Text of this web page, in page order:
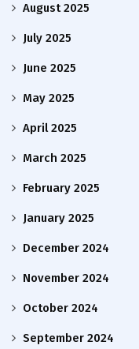
August 2025
July 2025
June 2025
May 2025
April 2025
March 2025
February 2025
January 2025
December 2024
November 2024
October 2024
September 2024